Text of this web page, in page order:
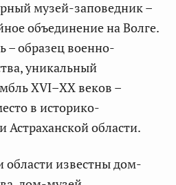
музей-заповедник –
объединение на Волге.
– образец военно-
уникальный
XVI–ХХ веков –
в историко-
Астраханской области.
области известны дом-